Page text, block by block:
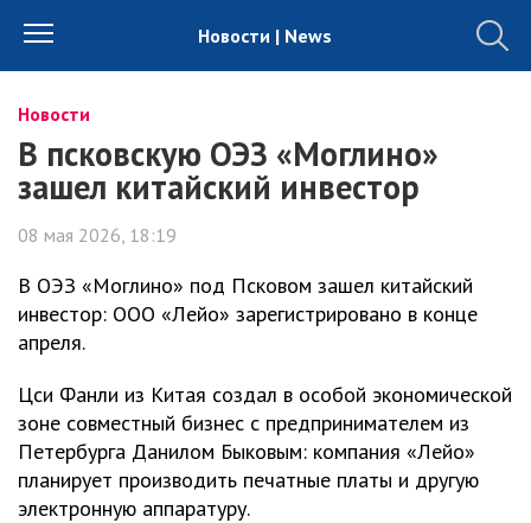
Новости | News
Новости
В псковскую ОЭЗ «Моглино»
зашел китайский инвестор
08 мая 2026, 18:19
В ОЭЗ «Моглино» под Псковом зашел китайский
инвестор: ООО «Лейо» зарегистрировано в конце
апреля.
Цси Фанли из Китая создал в особой экономической
зоне совместный бизнес с предпринимателем из
Петербурга Данилом Быковым: компания «Лейо»
планирует производить печатные платы и другую
электронную аппаратуру.